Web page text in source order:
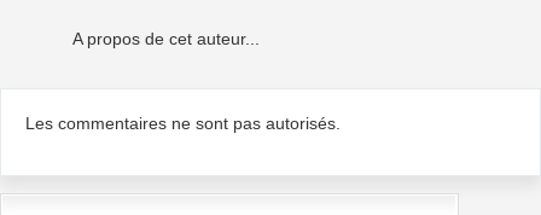
A propos de cet auteur...
Les commentaires ne sont pas autorisés.